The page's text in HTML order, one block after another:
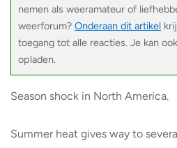
nemen als weeramateur of
weerforum? Onderaan dit artikel
toegang tot alle reacties. Je kan
opladen.
Season shock in North America.
Summer heat gives way to